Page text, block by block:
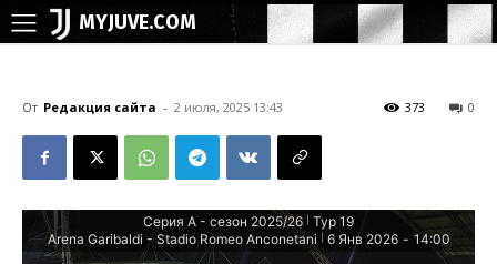
MYJUVE.COM
От Редакция сайта - 2 июля, 2025 13:43 0
373
Серия А - сезон 2025/26 Тур 19
Arena Garibaldi - Stadio Romeo Anconetani
6 Янв 2026 - 14:00